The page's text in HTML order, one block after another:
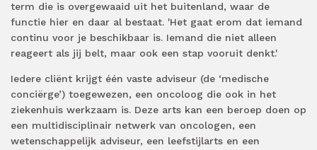
term die is overgewaaid uit het buitenland, waar de
functie hier en daar al bestaat. 'Het gaat erom dat iemand
continu voor je beschikbaar is. Iemand die niet alleen
reageert als jij belt, maar ook een stap vooruit denkt.'
Iedere cliënt krijgt één vaste adviseur (de ‘medische
conciërge’) toegewezen, een oncoloog die ook in het
ziekenhuis werkzaam is. Deze arts kan een beroep doen op
een multidisciplinair netwerk van oncologen, een
wetenschappelijk adviseur, een leefstijlarts en een